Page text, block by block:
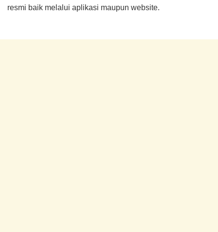
resmi baik melalui aplikasi maupun website.